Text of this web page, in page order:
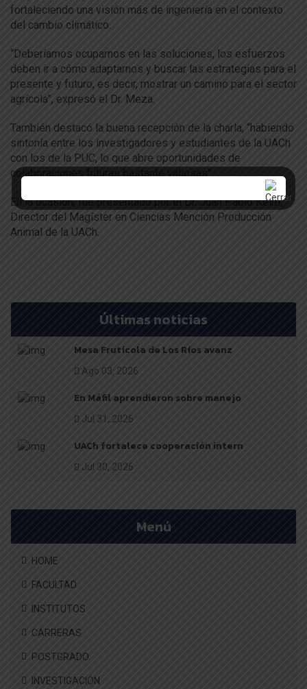
fortaleciendo una visión más de ingeniería en el contexto
del cambio climático.
“Deberíamos ocuparnos en las soluciones, los esfuerzos
deben ir a cómo adaptarnos y buscar las estrategias para el
presente y futuro, es decir, mostrar un camino para el sector
agrícola”, expresó el Dr. Meza.
También destacó la buena recepción de la charla, “habiendo
sintonía entre los investigadores y estudiantes de la UACh
con los de la PUC, lo que abre oportunidades de
colaboraciones futuras bastante valiosas”.
En la ocasión, fue presentado por el Dr. Juan Pablo Keim,
Director del Magíster en Ciencias Mención Producción
Animal de la UACh.
Últimas noticias
Mesa Frutícola de Los Ríos avanz
Ago 03, 2026
En Máfil aprendieron sobre manejo
Jul 31, 2026
UACh fortalece cooperación intern
Jul 30, 2026
Menú
HOME
FACULTAD
INSTITUTOS
CARRERAS
POSTGRADO
INVESTIGACIÓN